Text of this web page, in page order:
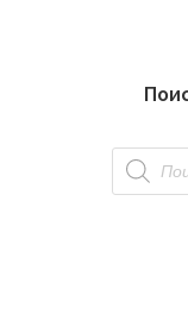
Поиск
товаров